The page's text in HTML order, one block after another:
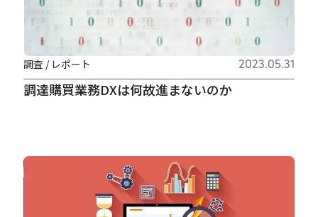
調達購買業務DXは何故進まないのか
調査 / レポート 2023.05.31